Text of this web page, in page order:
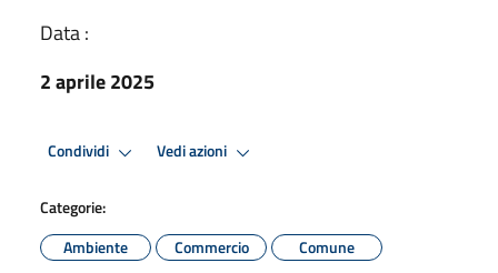
Data :
2 aprile 2025
Condividi Vedi azioni
Categorie:
Ambiente
Commercio
Comune